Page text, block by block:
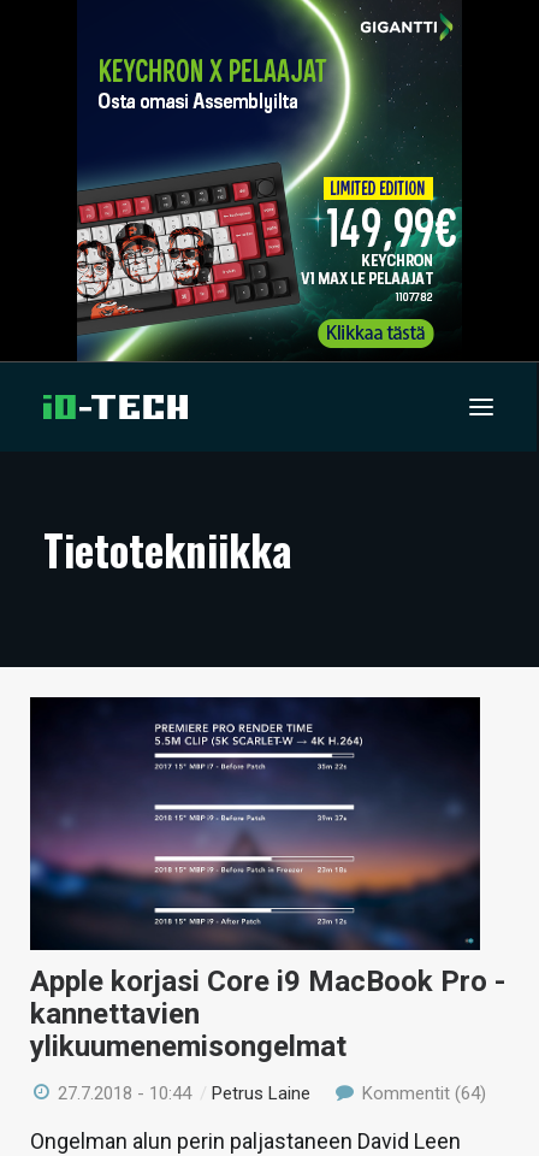
ARTIKKELIT
TECHBBS
VAIHDA TEEMA
HAKU
Tietotekniikka
Apple korjasi Core i9 MacBook Pro -
kannettavien
ylikuumenemisongelmat
27.7.2018 - 10:44 /Petrus Laine Kommentit (64)
Ongelman alun perin paljastaneen David Leen